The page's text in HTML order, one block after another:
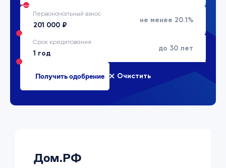
Первоначальный взнос
не менее 20.1%
Срок кредитования
до 30 лет
Очистить
Дом.РФ